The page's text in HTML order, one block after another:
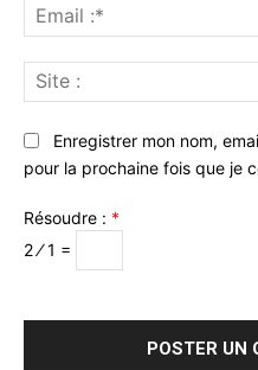
Enregistrer mon nom,
pour la prochaine fois que je
Résoudre : *
2 ⁄ 1 =